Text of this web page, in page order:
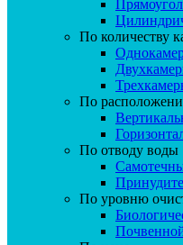
По количеству
По
По отводу воды
По уровню